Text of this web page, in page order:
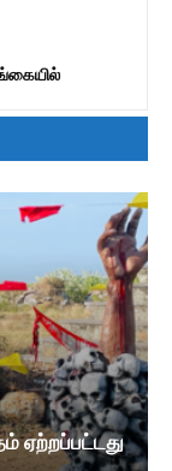
– “S48”
ஏற்றப்பட்டது